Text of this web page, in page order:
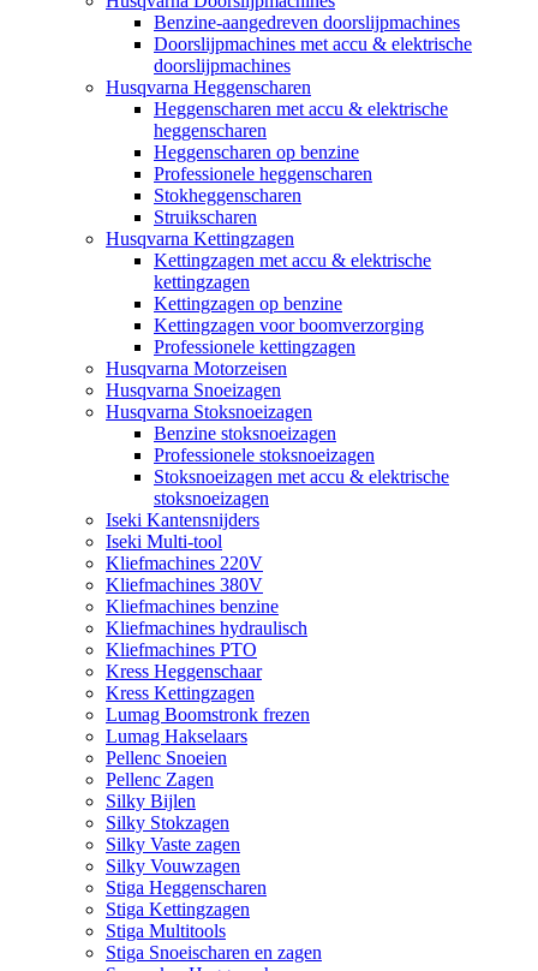
Benzine-aangedreven doorslijpmachines
Doorslijpmachines met accu & elektrische
doorslijpmachines
Husqvarna Heggenscharen
Heggenscharen met accu & elektrische
heggenscharen
Heggenscharen op benzine
Professionele heggenscharen
Stokheggenscharen
Struikscharen
Husqvarna Kettingzagen
Kettingzagen met accu & elektrische
kettingzagen
Kettingzagen op benzine
Kettingzagen voor boomverzorging
Professionele kettingzagen
Husqvarna Motorzeisen
Husqvarna Snoeizagen
Husqvarna Stoksnoeizagen
Benzine stoksnoeizagen
Professionele stoksnoeizagen
Stoksnoeizagen met accu & elektrische
stoksnoeizagen
Iseki Kantensnijders
Iseki Multi-tool
Kliefmachines 220V
Kliefmachines 380V
Kliefmachines benzine
Kliefmachines hydraulisch
Kliefmachines PTO
Kress Heggenschaar
Kress Kettingzagen
Lumag Boomstronk frezen
Lumag Hakselaars
Pellenc Snoeien
Pellenc Zagen
Silky Bijlen
Silky Stokzagen
Silky Vaste zagen
Silky Vouwzagen
Stiga Heggenscharen
Stiga Kettingzagen
Stiga Multitools
Stiga Snoeischaren en zagen